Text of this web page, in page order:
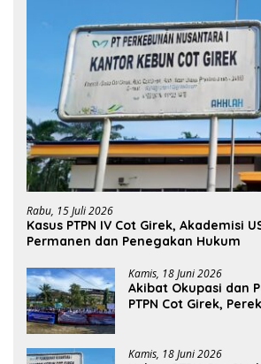
Rabu, 15 Juli 2026
Kasus PTPN IV Cot Girek, Akademisi
Permanen dan Penegakan Hukum
Kamis, 18 Juni 2026
Akibat Okupasi dan
PTPN Cot Girek,
Kamis, 18 Juni 2026